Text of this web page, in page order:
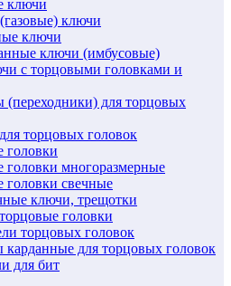
ключи
ключи
ключи
ключи (имбусовые)
с торцовыми головками и
(переходники) для торцовых
торцовых головок
головки
головки многоразмерные
головки свечные
ключи, трещотки
головки
торцовых головок
для торцовых головок
для бит